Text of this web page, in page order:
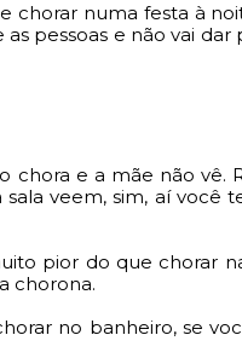
chorar numa festa à
pessoas e não vai
e a mãe não vê.
veem, sim, aí você
pior do que chorar
chorona.
no banheiro, se